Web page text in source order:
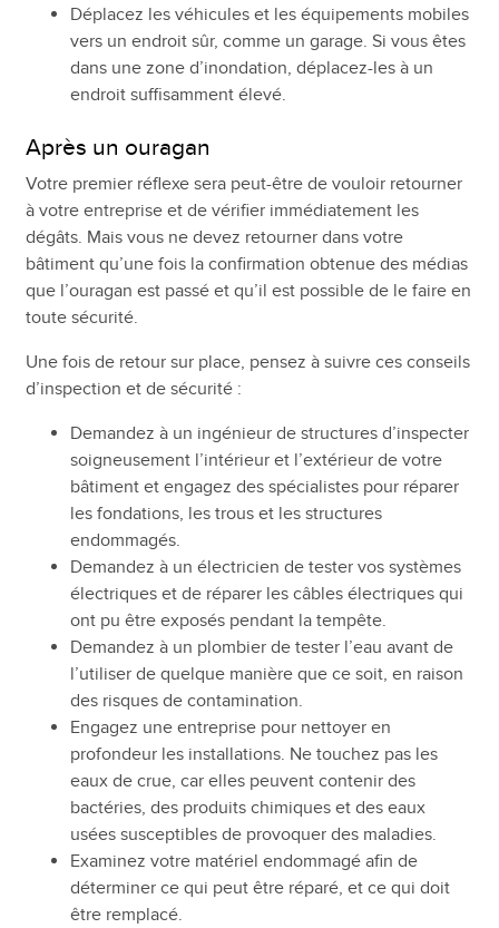
Déplacez les véhicules et les équipements mobiles
vers un endroit sûr, comme un garage. Si vous êtes
dans une zone d’inondation, déplacez-les à un
endroit suffisamment élevé.
Après un ouragan
Votre premier réflexe sera peut-être de vouloir retourner
à votre entreprise et de vérifier immédiatement les
dégâts. Mais vous ne devez retourner dans votre
bâtiment qu’une fois la confirmation obtenue des médias
que l’ouragan est passé et qu’il est possible de le faire en
toute sécurité.
Une fois de retour sur place, pensez à suivre ces conseils
d’inspection et de sécurité :
Demandez à un ingénieur de structures d’inspecter
soigneusement l’intérieur et l’extérieur de votre
bâtiment et engagez des spécialistes pour réparer
les fondations, les trous et les structures
endommagés.
Demandez à un électricien de tester vos systèmes
électriques et de réparer les câbles électriques qui
ont pu être exposés pendant la tempête.
Demandez à un plombier de tester l’eau avant de
l’utiliser de quelque manière que ce soit, en raison
des risques de contamination.
Engagez une entreprise pour nettoyer en
profondeur les installations. Ne touchez pas les
eaux de crue, car elles peuvent contenir des
bactéries, des produits chimiques et des eaux
usées susceptibles de provoquer des maladies.
Examinez votre matériel endommagé afin de
déterminer ce qui peut être réparé, et ce qui doit
être remplacé.